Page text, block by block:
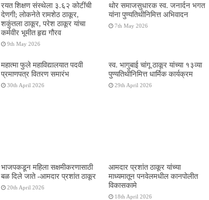
रयत शिक्षण संस्थेला ३.६२ कोटींची
देणगी; लोकनेते रामशेठ ठाकूर,
शकुंतला ठाकूर, परेश ठाकूर यांचा
कर्मवीर भूमीत हृद्य गौरव
9th May 2026
थोर समाजसुधारक स्व. जनार्दन भगत
यांना पुण्यतिथीनिमित्त अभिवादन
7th May 2026
महात्मा फुले महाविद्यालयात पदवी
प्रमाणपत्र वितरण समारंभ
30th April 2026
स्व. भागुबाई चांगू ठाकूर यांच्या १३व्या
पुण्यतिथीनिमित्त धार्मिक कार्यक्रम
29th April 2026
भाजपकडून महिला सक्षमीकरणासाठी
बळ दिले जाते -आमदार प्रशांत ठाकूर
20th April 2026
आमदार प्रशांत ठाकूर यांच्या
माध्यमातून पनवेलमधील कानपोलीत
विकासकामे
18th April 2026